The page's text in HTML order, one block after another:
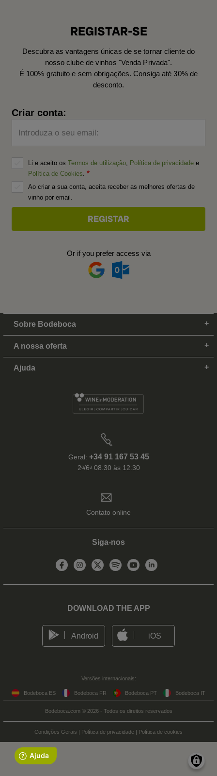
REGISTAR-SE
Descubra as vantagens únicas de se tornar cliente do
nosso clube de vinhos "Venda Privada".
É 100% gratuito e sem obrigações. Consiga até 30% de
desconto.
Criar conta:
Introduza o seu email:
Li e aceito os Termos de utilização Política de privacidade e
Política de Cookies
Ao criar a sua conta, aceita receber as melhores ofertas de
vinho por email.
Or if you prefer access via
Sobre Bodeboca
A nossa oferta
Ajuda
Geral: +34 91 167 53 45
2ᵃ/6ᵃ 08:30 às 12:30
Contato online
Siga-nos
DOWNLOAD THE APP
Android iOS
Versões internacionais:
Bodeboca ES Bodeboca FR Bodeboca PT Bodeboca IT
Bodeboca.com © 2026 - Todos os direitos reservados
Condições Gerais | Política de privacidade | Política de cookies